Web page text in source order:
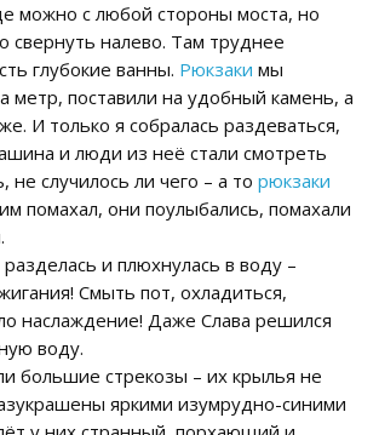
можно с любой стороны моста, но
свернуть налево. Там труднее
глубокие ванны. Рюкзаки мы
метр, поставили на удобный камень, а
И только я собралась раздеваться,
и люди из неё стали смотреть
не случилось ли чего – а то рюкзаки
помахал, они поулыбались, помахали
и плюхнулась в воду –
Смыть пот, охладиться,
наслаждение! Даже Слава решился
воду.
большие стрекозы – их крылья не
яркими изумрудно-синими